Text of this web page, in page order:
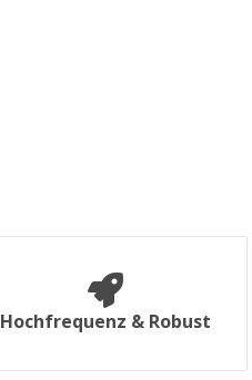
Hochfrequenz & Robust